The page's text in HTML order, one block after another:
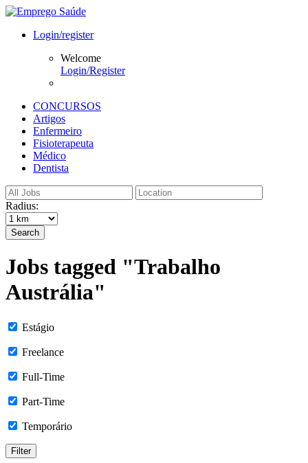
Login/register
Welcome
Login/Register
CONCURSOS
Artigos
Enfermeiro
Fisioterapeuta
Médico
Dentista
Radius:
Search
Jobs tagged "Trabalho
Austrália"
Estágio
Freelance
Full-Time
Part-Time
Temporário